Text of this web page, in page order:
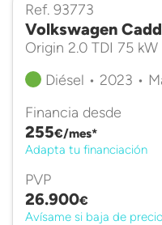
Ref. 93773
Volkswagen
Origin 2.0 TDI 75 kW
Diésel • 2023 •
Financia desde
255€/mes*
Adapta tu financiación
PVP
26.900€
Avísame si baja de precio